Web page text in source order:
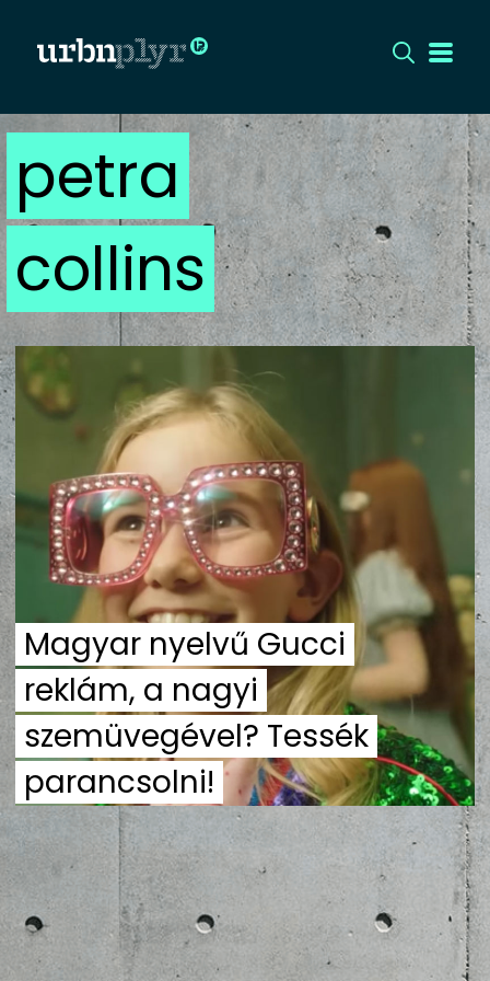
CÍMLAP
DIZÁJN
DIVAT
HIP
KULT
UTCA
ZENE
MÉDIAAJÁNLAT
IMPRESSZUM
PR-ARCHÍVUM
ADATKEZELÉSI TÁJÉKOZTATÓ
petra
collins
Magyar nyelvű Gucci
reklám, a nagyi
szemüvegével? Tessék
parancsolni!